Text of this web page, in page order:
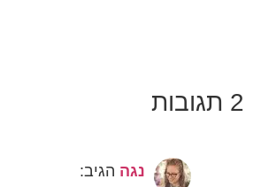
2 תגובות
נגה הגיב: